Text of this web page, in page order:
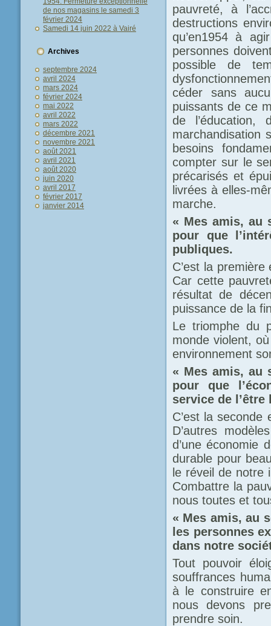
de nos magasins le samedi 3
février 2024
Samedi 14 juin 2022 à Vairé
Archives
septembre 2024
avril 2024
mars 2024
février 2024
mai 2022
avril 2022
mars 2022
décembre 2021
novembre 2021
août 2021
avril 2021
août 2020
juin 2020
avril 2017
février 2017
janvier 2014
pauvreté, à
destructions
qu’en1954 à
personnes
possible de
céder sans
puissants de ce
de
marchandisation
besoins
compter sur le
précarisés et
livrées à elles-
marche.
« Mes amis, au
pour que
publiques.
C’est la
Car cette
résultat de
puissance de la
Le triomphe du
monde violent,
environnement
« Mes amis, au
pour que
service de
C’est la
D’autres
d’une économie
durable pour
le réveil de notre
Combattre la
nous toutes et
« Mes amis, au
les personnes
dans notre
Tout pouvoir
souffrances
à le construire
nous devons
prendre soin.